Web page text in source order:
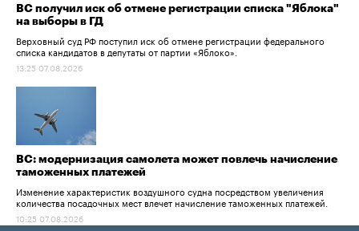
ВС получил иск об отмене регистрации списка "Яблока"
на выборы в ГД
Верховный суд РФ поступил иск об отмене регистрации федерального
списка кандидатов в депутаты от партии «Яблоко».
13:25 07.08.2026
ВС: модернизация самолета может повлечь начисление
таможенных платежей
Изменение характеристик воздушного судна посредством увеличения
количества посадочных мест влечет начисление таможенных платежей.
10:25 07.08.2026